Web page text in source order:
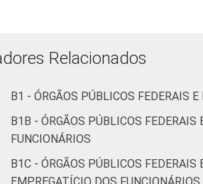
Relacionados
B1 - ÓRGÃOS PÚBLICOS FEDERAIS
B1B - ÓRGÃOS PÚBLICOS
FUNCIONÁRIOS
B1C - ÓRGÃOS PÚBLICOS